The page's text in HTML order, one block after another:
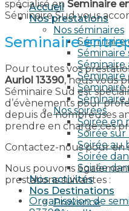
Accueil
Nos prestations
Nos séminaires
Séminaire
Séminaire
Séminaire
Nos soirées
Soirée en
Soirée
Soirée au
Soirée
Soirée
Nos activités
Nos Destinations
Provence
spécialisé en Seminaire
Séminaire Sud vous
Seminaire
Pour toutes vos
Auriol 13390, nous vous
Séminaire Sud est
d’évènements pour
depuis de nombreuses
prendre en charge ces
Contactez-nous pour en
Nous pouvons
prestations suivantes :
Organisation de